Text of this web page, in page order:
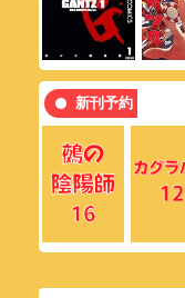
新刊予約